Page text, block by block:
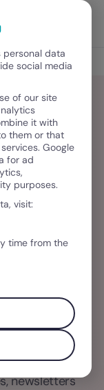
palavras.
pessoas,
me motiva
fascinou a
me
um
Web, que
digital e as
a web
newsletters
personal data
social media
of our site
it with
them or that
Google
for ad
purposes.
visit:
time from the